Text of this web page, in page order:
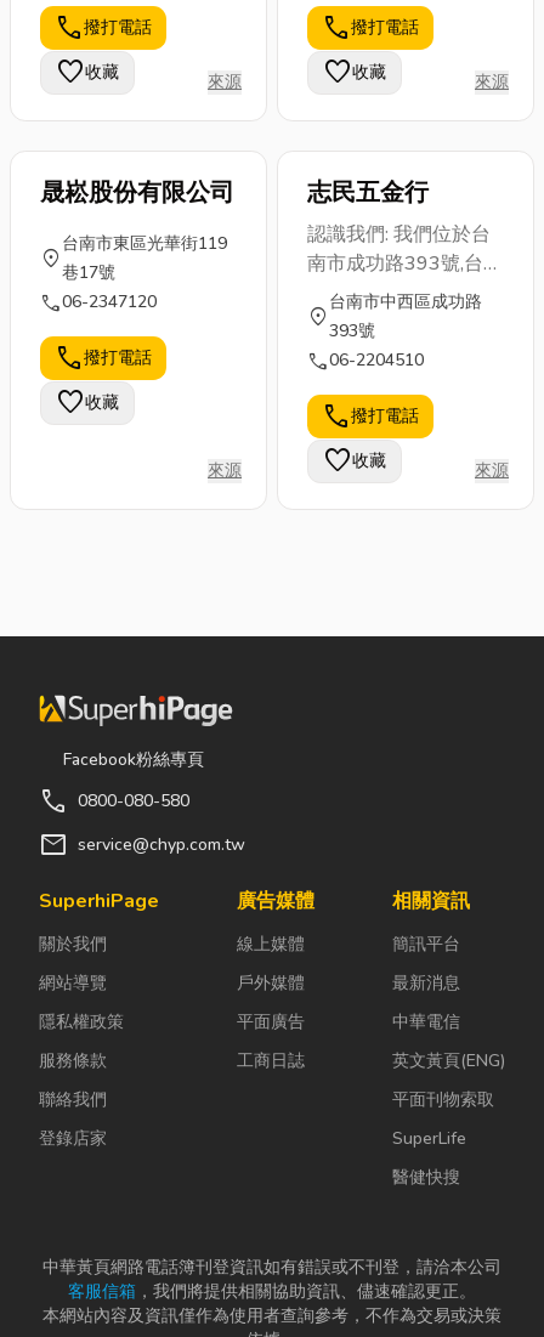
call撥打電話
favorite收藏 來源
call撥打電話
favorite收藏 來源
晟崧股份有限公司
location_on
台南市東區光華街119
巷17號
call06-2347120
call撥打電話
favorite收藏
來源
志民五金行
認識我們: 我們位於台
南市成功路393號,台南
市農會對面,從事各類
機械五金的批發零售,
經營秉持誠信熱情與薄
眾,如有任何需要,請穰
我們來為你服務經營品
牌:
location_on
台南市中西區成功路
393號
call06-2204510
call撥打電話
favorite收藏 來源
Facebook粉絲專頁
call 0800-080-580
mail service@chyp.com.tw
SuperhiPage
關於我們
網站導覽
隱私權政策
服務條款
聯絡我們
登錄店家
廣告媒體
線上媒體
戶外媒體
平面廣告
工商日誌
相關資訊
簡訊平台
最新消息
中華電信
英文黃頁(ENG)
平面刊物索取
SuperLife
醫健快搜
中華黃頁網路電話簿刊登資訊如有錯誤或不刊登，請洽本公司
客服信箱 ，我們將提供相關協助資訊、儘速確認更正。
本網站內容及資訊僅作為使用者查詢參考，不作為交易或決策